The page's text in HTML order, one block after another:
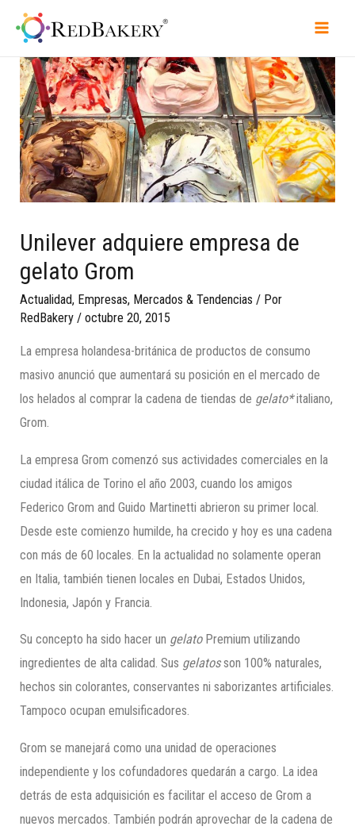
Unilever adquiere empresa de
gelato Grom
Actualidad, Empresas, Mercados & Tendencias / Por
RedBakery /octubre 20, 2015
La empresa holandesa-británica de productos de consumo
masivo anunció que aumentará su posición en el mercado de
los helados al comprar la cadena de tiendas de gelato*italiano,
Grom.
La empresa Grom comenzó sus actividades comerciales en la
ciudad itálica de Torino el año 2003, cuando los amigos
Federico Grom and Guido Martinetti abrieron su primer local.
Desde este comienzo humilde, ha crecido y hoy es una cadena
con más de 60 locales. En la actualidad no solamente operan
en Italia, también tienen locales en Dubai, Estados Unidos,
Indonesia, Japón y Francia.
Su concepto ha sido hacer un gelatoPremium utilizando
ingredientes de alta calidad. Sus gelatosson 100% naturales,
hechos sin colorantes, conservantes ni saborizantes artificiales.
Tampoco ocupan emulsificadores.
Grom se manejará como una unidad de operaciones
independiente y los cofundadores quedarán a cargo. La idea
detrás de esta adquisición es facilitar el acceso de Grom a
nuevos mercados. También podrán aprovechar de la cadena de